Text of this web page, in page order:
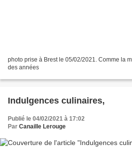
photo prise à Brest le 05/02/2021. Comme la
des années
Indulgences culinaires,
Publié le 04/02/2021 à 17:02
Par Canaille Lerouge